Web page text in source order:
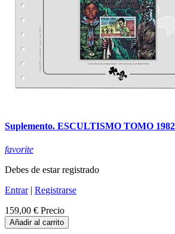
Suplemento. ESCULTISMO TOMO
favorite
Debes de estar registrado
Entrar| Registrarse
159,00 € Precio
Añadir al carrito